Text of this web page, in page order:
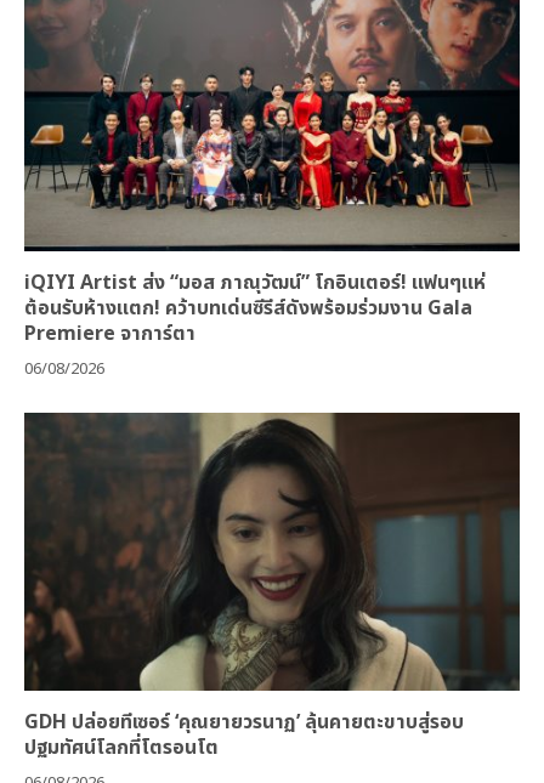
iQIYI Artist ส่ง “มอส ภาณุวัฒน์” โกอินเตอร์! แฟนๆแห่
ต้อนรับห้างแตก! คว้าบทเด่นซีรีส์ดังพร้อมร่วมงาน Gala
Premiere จาการ์ตา
06/08/2026
GDH ปล่อยทีเซอร์ ‘คุณยายวรนาฏ’ ลุ้นคายตะขาบสู่รอบ
ปฐมทัศน์โลกที่โตรอนโต